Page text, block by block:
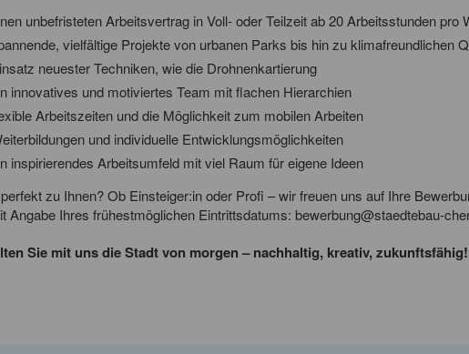
unbefristeten Arbeitsvertrag in Voll- oder Teilzeit ab 20 Arbeitsstunden pro
vielfältige Projekte von urbanen Parks bis hin zu klimafreundlichen
neuester Techniken, wie die Drohnenkartierung
innovatives und motiviertes Team mit flachen Hierarchien
Arbeitszeiten und die Möglichkeit zum mobilen Arbeiten
und individuelle Entwicklungsmöglichkeiten
inspirierendes Arbeitsumfeld mit viel Raum für eigene Ideen
zu Ihnen? Ob Einsteiger:in oder Profi – wir freuen uns auf Ihre
Angabe Ihres frühestmöglichen Eintrittsdatums: bewerbung@staedtebau-
Sie mit uns die Stadt von morgen – nachhaltig, kreativ, zukunftsfähig!